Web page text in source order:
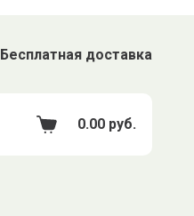
Бесплатная доставка
0.00 руб.